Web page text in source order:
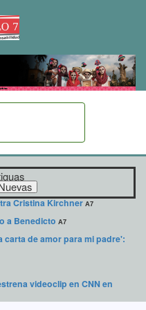
Cristina Kirchner A7
a Benedicto A7
carta de amor para mi padre':
videoclip en CNN en